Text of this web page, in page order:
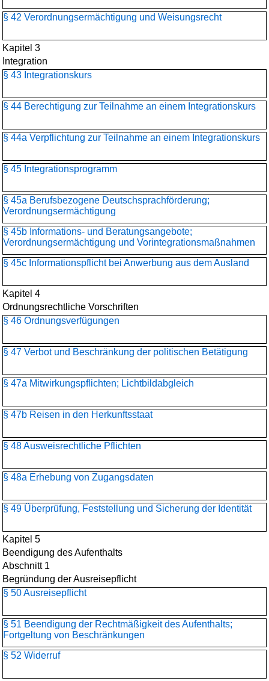
§ 42 Verordnungsermächtigung und Weisungsrecht
Kapitel 3
Integration
§ 43 Integrationskurs
§ 44 Berechtigung zur Teilnahme an einem Integrationskurs
§ 44a Verpflichtung zur Teilnahme an einem Integrationskurs
§ 45 Integrationsprogramm
§ 45a Berufsbezogene Deutschsprachförderung;
Verordnungsermächtigung
§ 45b Informations- und Beratungsangebote;
Verordnungsermächtigung und Vorintegrationsmaßnahmen
§ 45c Informationspflicht bei Anwerbung aus dem Ausland
Kapitel 4
Ordnungsrechtliche Vorschriften
§ 46 Ordnungsverfügungen
§ 47 Verbot und Beschränkung der politischen Betätigung
§ 47a Mitwirkungspflichten; Lichtbildabgleich
§ 47b Reisen in den Herkunftsstaat
§ 48 Ausweisrechtliche Pflichten
§ 48a Erhebung von Zugangsdaten
§ 49 Überprüfung, Feststellung und Sicherung der Identität
Kapitel 5
Beendigung des Aufenthalts
Abschnitt 1
Begründung der Ausreisepflicht
§ 50 Ausreisepflicht
§ 51 Beendigung der Rechtmäßigkeit des Aufenthalts;
Fortgeltung von Beschränkungen
§ 52 Widerruf